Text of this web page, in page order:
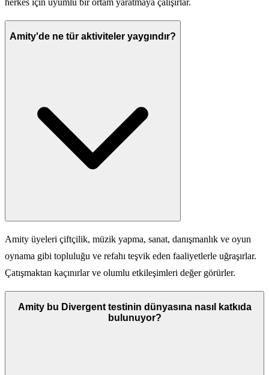
Amity'de ne tür aktiviteler yaygındır?
Amity üyeleri çiftçilik, müzik yapma, sanat, danışmanlık ve oyun
oynama gibi topluluğu ve refahı teşvik eden faaliyetlerle uğraşırlar.
Çatışmaktan kaçınırlar ve olumlu etkileşimleri değer görürler.
Amity bu Divergent testinin dünyasına nasıl katkıda
bulunuyor?